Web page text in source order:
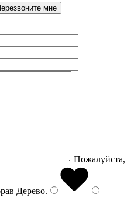
Пожалуйста,
Дерево.